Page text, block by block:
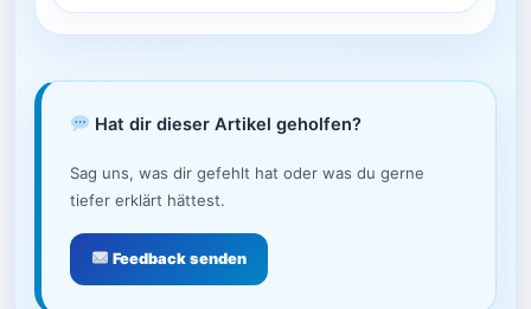
Hat dir dieser Artikel geholfen?
Sag uns, was dir gefehlt hat oder was du gerne
tiefer erklärt hättest.
Feedback senden